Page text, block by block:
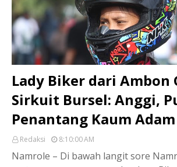
Lady Biker dari Ambon
Sirkuit Bursel: Anggi,
Penantang Kaum Adam
Redaksi 8:10:00 AM
Namrole – Di bawah langit sore